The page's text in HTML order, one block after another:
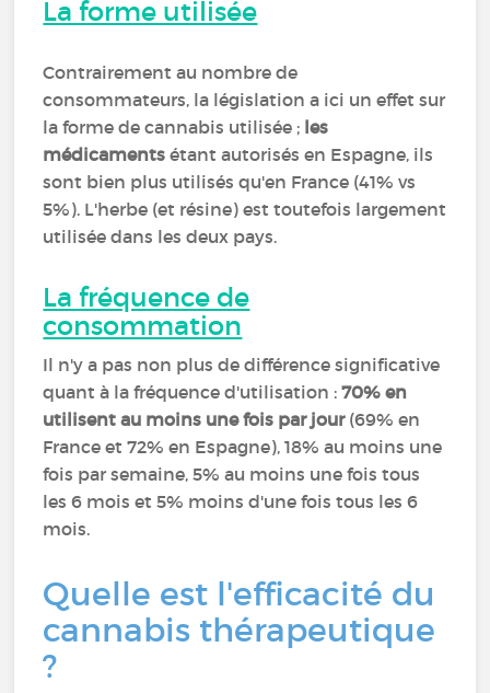
La forme utilisée
Contrairement au nombre de
consommateurs, la législation a ici un effet sur
la forme de cannabis utilisée ; les
médicaments étant autorisés en Espagne, ils
sont bien plus utilisés qu'en France (41% vs
5%). L'herbe (et résine) est toutefois largement
utilisée dans les deux pays.
La fréquence de
consommation
Il n'y a pas non plus de différence significative
quant à la fréquence d'utilisation :70% en
utilisent au moins une fois par jour(69% en
France et 72% en Espagne), 18% au moins une
fois par semaine, 5% au moins une fois tous
les 6 mois et 5% moins d'une fois tous les 6
mois.
Quelle est l'efficacité du
cannabis thérapeutique
?